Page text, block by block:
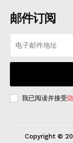
邮件订阅
我已阅读并接受
Copyright ©